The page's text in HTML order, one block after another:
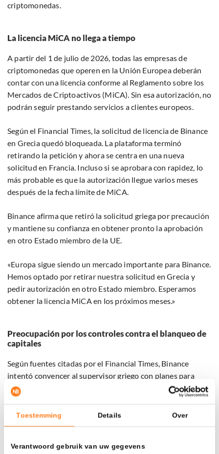
Toestemming Details Over
Verantwoord gebruik van uw gegevens
criptomonedas.
La licencia MiCA no llega a tiempo
A partir del 1 de julio de 2026, todas las empresas de
criptomonedas que operen en la Unión Europea deberán
contar con una licencia conforme al Reglamento sobre los
Mercados de Criptoactivos (MiCA). Sin esa autorización, no
podrán seguir prestando servicios a clientes europeos.
Según el Financial Times, la solicitud de licencia de Binance
en Grecia quedó bloqueada. La plataforma terminó
retirando la petición y ahora se centra en una nueva
solicitud en Francia. Incluso si se aprobara con rapidez, lo
más probable es que la autorización llegue varios meses
después de la fecha límite de MiCA.
Binance afirma que retiró la solicitud griega por precaución
y mantiene su confianza en obtener pronto la aprobación
en otro Estado miembro de la UE.
«Europa sigue siendo un mercado importante para Binance.
Hemos optado por retirar nuestra solicitud en Grecia y
pedir autorización en otro Estado miembro. Esperamos
obtener la licencia MiCA en los próximos meses.»
Preocupación por los controles contra el blanqueo de
capitales
Según fuentes citadas por el Financial Times, Binance
intentó convencer al supervisor griego con planes para
abrir una oficina, contratar personal e invertir miles de
millones de euros. Sin embargo, habrían persistido las
dudas sobre sus controles contra el blanqueo de capitales y
sobre la idoneidad de su fundador, Changpeng Zhao.
Binance rechaza esa versión. La compañía sostiene que la